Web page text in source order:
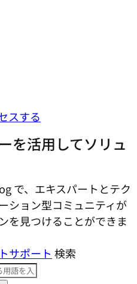
スする
を活用してソリュ
で、エキスパートとテク
ション型コミ​ュニティが
を見つけることができま
サポート 検索